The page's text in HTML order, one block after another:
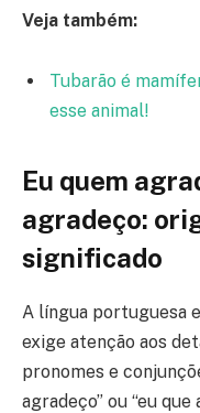
Veja também:
Tubarão é
esse animal!
Eu quem
agradeço:
significado
A língua portuguesa
exige atenção aos
pronomes e
agradeço” ou “eu